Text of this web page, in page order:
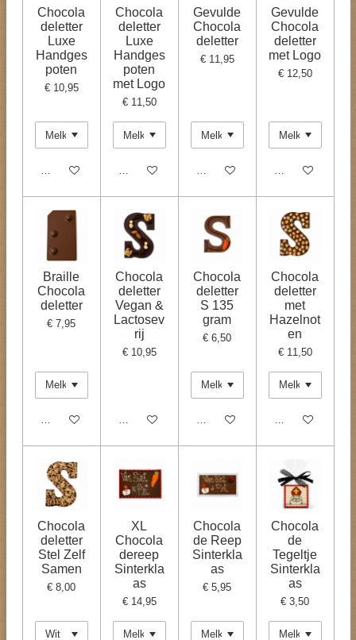
Chocola
deletter
Luxe
Handges
poten
€ 10,95
Bekijk details
Chocola
deletter
Luxe
Handges
poten
met Logo
€ 11,50
Bekijk details
Gevulde
Chocola
deletter
€ 11,95
Bekijk details
Gevulde
Chocola
deletter
met Logo
€ 12,50
Bekijk details
Braille
Chocola
deletter
€ 7,95
Bekijk details
Chocola
deletter
Vegan &
Lactosev
rij
€ 10,95
Bekijk details
Chocola
deletter
S 135
gram
€ 6,50
In winkelwagen
Chocola
deletter
met
Hazelnot
en
€ 11,50
In winkelwagen
Chocola
deletter
Stel Zelf
Samen
€ 8,00
XL
Chocola
dereep
Sinterkla
as
€ 14,95
Chocola
de Reep
Sinterkla
as
€ 5,95
Chocola
de
Tegeltje
Sinterkla
as
€ 3,50